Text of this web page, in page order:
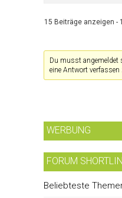
15 Beiträge anzeigen -
Du musst angemeldet
eine Antwort verfassen
WERBUNG
FORUM
Beliebteste